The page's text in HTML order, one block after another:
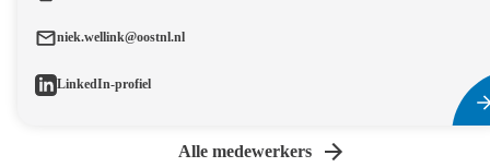
niek.wellink@oostnl.nl
LinkedIn-profiel
Alle medewerkers